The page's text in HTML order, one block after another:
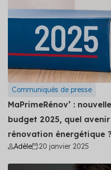
Communiqués de presse
MaPrimeRénov’ :
budget 2025, quel
rénovation énergétique
Adèle 20 janvier 2025